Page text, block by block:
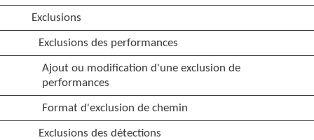
Exclusions
Exclusions des performances
Ajout ou modification d'une exclusion de
performances
Format d'exclusion de chemin
Exclusions des détections